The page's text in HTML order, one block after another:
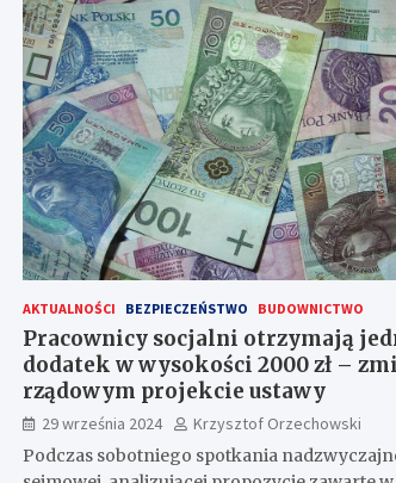
AKTUALNOŚCI BEZPIECZEŃSTWO BUDOWNICTWO
Pracownicy socjalni otrzymają
dodatek w wysokości 2000 zł –
rządowym projekcie ustawy
29 września 2024
Krzysztof Orzechowski
Podczas sobotniego spotkania